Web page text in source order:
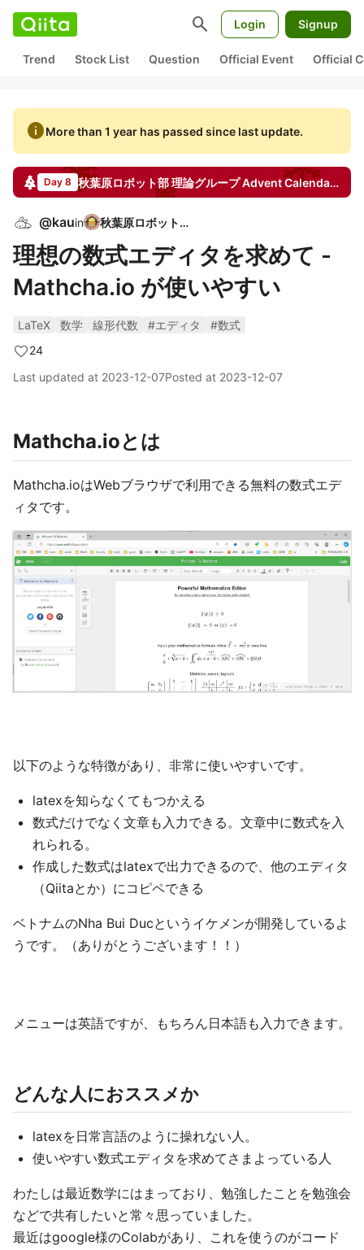
search Login Signup
Trend Stock List Question Official Event Official
infoMore than 1 year has passed since last update.
Day 8 秋葉原ロボット部 理論グループAdvent Calendar
@kauin 秋葉原ロボット部
理想の数式エディタを求めて -
Mathcha.io が使いやすい
LaTeX 数学 線形代数 #エディタ
#数式
24
Last updated at 2023-12-07Posted at 2023-12-07
Mathcha.ioとは
Mathcha.ioはWebブラウザで利用できる無料の数式エデ
ィタです。
以下のような特徴があり、非常に使いやすいです。
latexを知らなくてもつかえる
数式だけでなく文章も入力できる。文章中に数式を入
れられる。
作成した数式はlatexで出力できるので、他のエディタ
（Qiitaとか）にコピペできる
ベトナムのNha Bui Ducというイケメンが開発しているよ
うです。（ありがとうございます！！）
メニューは英語ですが、もちろん日本語も入力できます。
どんな人におススメか
latexを日常言語のように操れない人。
使いやすい数式エディタを求めてさまよっている人
わたしは最近数学にはまっており、勉強したことを勉強会
などで共有したいと常々思っていました。
最近はgoogle様のColabがあり、これを使うのがコード